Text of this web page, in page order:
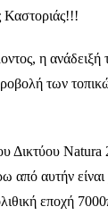
Καστοριάς!!!
η
των
Natura
από αυτήν
εποχή